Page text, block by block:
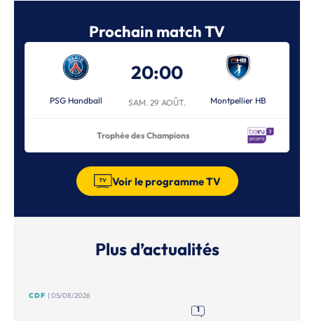
Prochain match TV
PSG Handball
20:00
SAM. 29 AOÛT. Montpellier HB
Trophée des Champions
Voir le programme TV
Plus d’actualités
CDF | 05/08/2026
1